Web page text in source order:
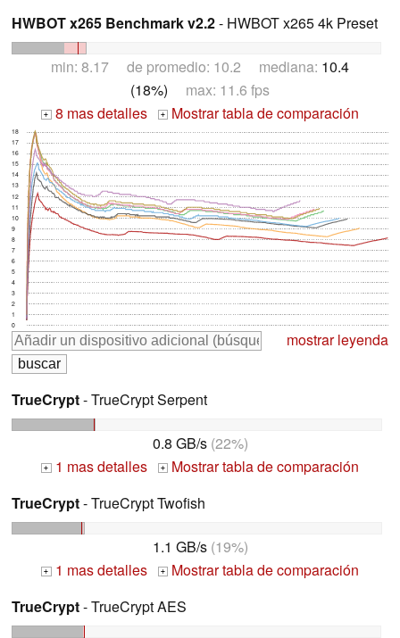
HWBOT x265 Benchmark v2.2- HWBOT x265 4k Preset
min: 8.17 de promedio: 10.2 mediana: 10.4
(18%) max: 11.6 fps
+ 8 mas detalles + Mostrar tabla de comparación
0
1
2
3
4
5
6
7
8
9
10
11
12
13
14
15
16
17
18
mostrar leyenda
TrueCrypt- TrueCrypt Serpent
0.8 GB/s(22%)
+ 1 mas detalles +
Mostrar tabla de comparación
TrueCrypt- TrueCrypt Twofish
1.1 GB/s(19%)
+ 1 mas detalles +
Mostrar tabla de comparación
TrueCrypt- TrueCrypt AES